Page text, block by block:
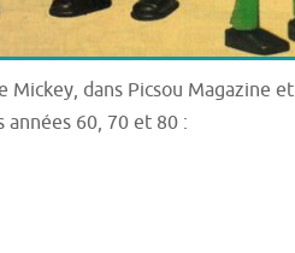
Mickey, dans Picsou Magazine et
60, 70 et 80 :